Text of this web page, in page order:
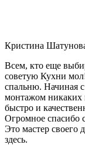
Кристина
Всем, кто еще
советую Кухни
спальню. Начиная с
монтажом никаких
быстро и
Огромное спасибо
Это мастер своего
здесь.